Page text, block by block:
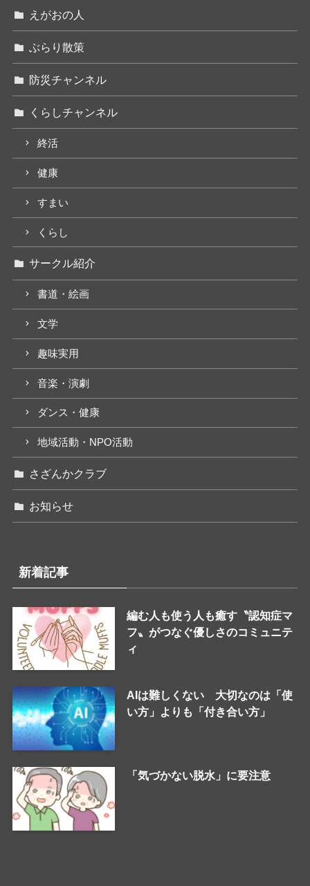
えがおの人
ぶらり散策
防災チャンネル
くらしチャンネル
終活
健康
すまい
くらし
サークル紹介
書道・絵画
文学
趣味実用
音楽・演劇
ダンス・健康
地域活動・NPO活動
さざんかクラブ
お知らせ
新着記事
編む人も使う人も癒す〝認知症マ
フ〟がつなぐ優しさのコミュニテ
ィ
AIは難しくない 大切なのは「使
い方」よりも「付き合い方」
「気づかない脱水」に要注意